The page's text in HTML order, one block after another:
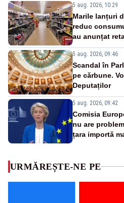
5 aug. 2026, 10:29
Marile lanțuri
reduc
au anunțat
5 aug. 2026, 09:46
Scandal în
pe cărbune.
Deputaților
5 aug. 2026, 09:42
Comisia
nu are
țara importă
URMĂREȘTE-NE PE